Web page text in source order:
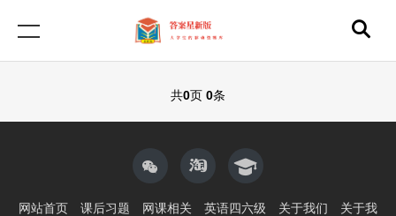
共0页 0条
网站首页 课后习题 网课相关 英语四六级 关于我们
关于我